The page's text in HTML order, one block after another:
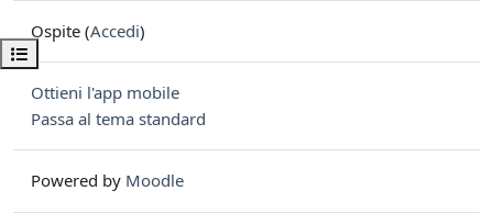
Apri indice del corso
Ospite (Accedi)
Ottieni l'app mobile
Passa al tema standard
Powered by Moodle